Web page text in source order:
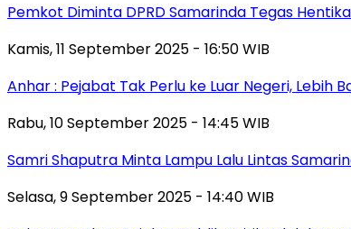
Pemkot Diminta DPRD Samarinda Tegas
Kamis, 11 September 2025 - 16:50 WIB
Anhar : Pejabat Tak Perlu ke Luar Negeri, Lebih
Rabu, 10 September 2025 - 14:45 WIB
Samri Shaputra Minta Lampu Lalu Lintas
Selasa, 9 September 2025 - 14:40 WIB